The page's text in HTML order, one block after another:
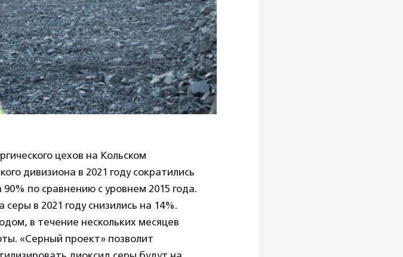
цехов на Кольском
дивизиона в 2021 году сократились
по сравнению с уровнем 2015 года.
в 2021 году снизились на 14%.
в течение нескольких месяцев
«Серный проект» позволит